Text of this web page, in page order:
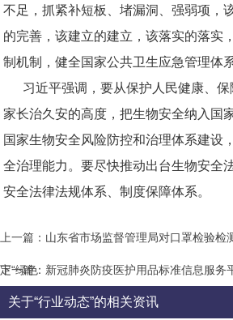
不足，抓紧补短板、堵漏洞、强弱项，
的完善，该建立的建立，该落实的落实
制机制，健全国家公共卫生应急管理体系
习近平强调，要从保护人民健康、保
家长治久安的高度，把生物安全纳入国
国家生物安全风险防控和治理体系建设
全治理能力。要尽快推动出台生物安全
安全法律法规体系、制度保障体系。
上一篇：山东省市场监督管理局对口罩检验检
定“绿色
下一篇：新冠肺炎防疫医护用品标准信息服务
关于“行业动态”的相关资讯